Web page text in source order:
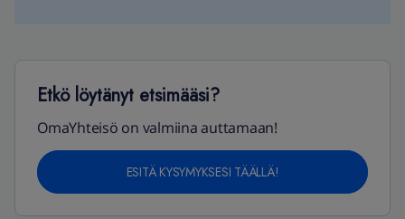
Etkö löytänyt etsimääsi?
OmaYhteisö on valmiina auttamaan!
ESITÄ KYSYMYKSESI TÄÄLLÄ!